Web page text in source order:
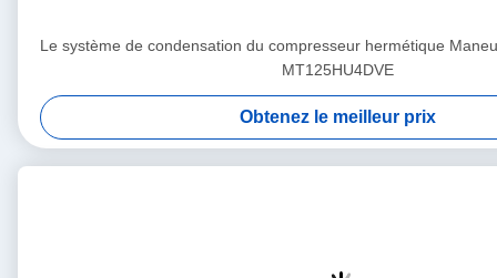
Le système de condensation du compresseur hermétique
MT125HU4DVE
Obtenez le meilleur prix